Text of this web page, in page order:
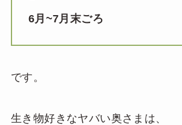
6月~7月末ごろ
です。
生き物好きなヤバい奥さまは、